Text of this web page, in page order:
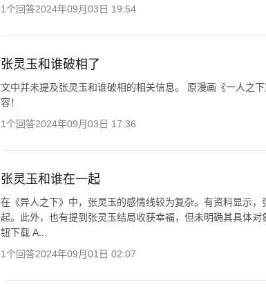
1个回答2024年09月03日 19:54
张灵玉和谁破相了
文中并未提及张灵玉和谁破相的相关信息。 原漫画《一人之
容！
1个回答2024年09月03日 17:36
张灵玉和谁在一起
在《异人之下》中，张灵玉的感情线较为复杂。有资料显示
起。此外，也有提到张灵玉结局收获幸福，但未明确其具体
钮下载 A...
1个回答2024年09月01日 02:07